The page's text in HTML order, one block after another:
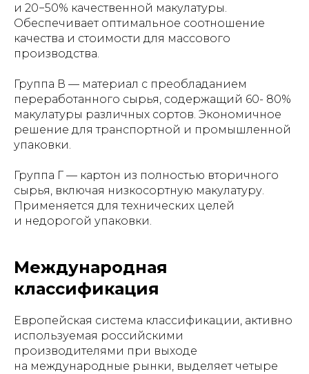
и 20−50% качественной макулатуры.
Обеспечивает оптимальное соотношение
качества и стоимости для массового
производства.
Группа В — материал с преобладанием
переработанного сырья, содержащий 60- 80%
макулатуры различных сортов. Экономичное
решение для транспортной и промышленной
упаковки.
Группа Г — картон из полностью вторичного
сырья, включая низкосортную макулатуру.
Применяется для технических целей
и недорогой упаковки.
Международная
классификация
Европейская система классификации, активно
используемая российскими
производителями при выходе
на международные рынки, выделяет четыре